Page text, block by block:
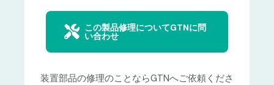
この製品修理についてGTNに問
い合わせ
装置部品の修理のことならGTNへご依頼くださ